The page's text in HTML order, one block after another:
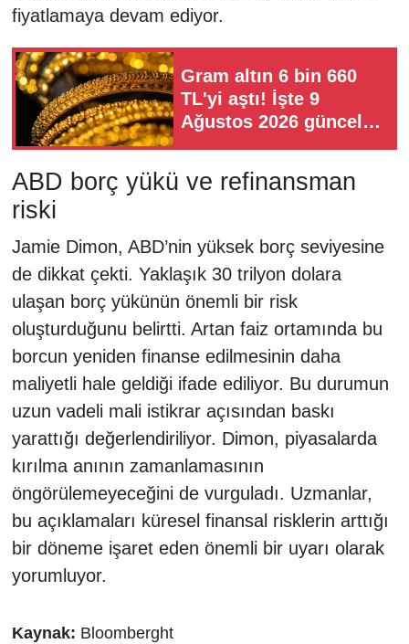
fiyatlamaya devam ediyor.
Gram altın 6 bin 660
TL'yi aştı! İşte 9
Ağustos 2026 güncel
ABD borç yükü ve refinansman
riski
Jamie Dimon, ABD’nin yüksek borç seviyesine
de dikkat çekti. Yaklaşık 30 trilyon dolara
ulaşan borç yükünün önemli bir risk
oluşturduğunu belirtti. Artan faiz ortamında bu
borcun yeniden finanse edilmesinin daha
maliyetli hale geldiği ifade ediliyor. Bu durumun
uzun vadeli mali istikrar açısından baskı
yarattığı değerlendiriliyor. Dimon, piyasalarda
kırılma anının zamanlamasının
öngörülemeyeceğini de vurguladı. Uzmanlar,
bu açıklamaları küresel finansal risklerin arttığı
bir döneme işaret eden önemli bir uyarı olarak
yorumluyor.
Kaynak: Bloomberght